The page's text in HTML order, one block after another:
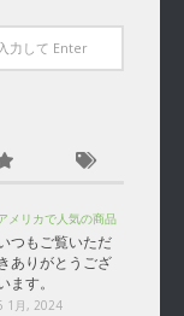
メリカで人気の商品
つもご覧いただ
きありがとうござ
ます。
1月, 2024